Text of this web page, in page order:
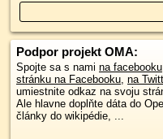
Podpor projekt OMA:
Spojte sa s nami na facebooku
stránku na Facebooku, na
umiestnite odkaz na svoju
Ale hlavne doplňte dáta do
články do wikipédie, ...